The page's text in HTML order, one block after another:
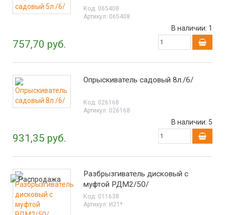
Код: 065408
Артикул: 065408
757,70 руб.
В наличии: 1
Опрыскиватель садовый 8л./6/
Код: 026168
Артикул: 026168
931,35 руб.
В наличии: 5
Разбрызгиватель дисковый с
муфтой РДМ2/50/
Код: 011638
Артикул: И21*